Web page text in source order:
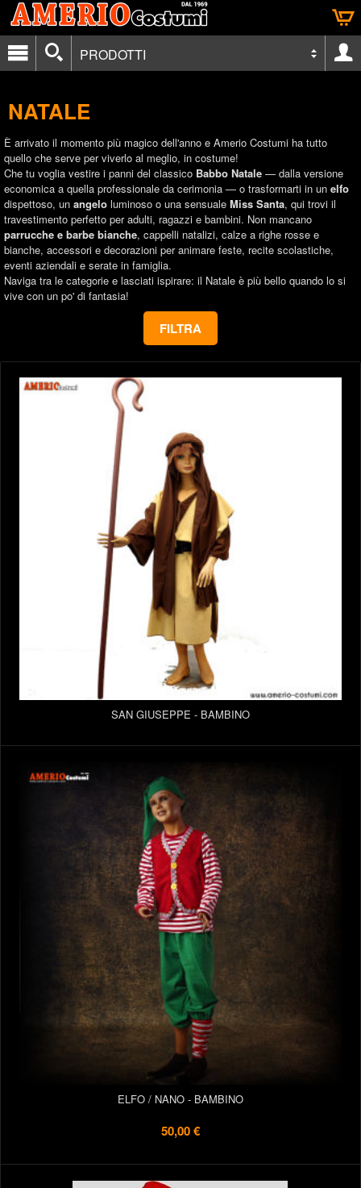
PRODOTTI
NATALE
È arrivato il momento più magico dell'anno e Amerio Costumi ha tutto
quello che serve per viverlo al meglio, in costume!
Che tu voglia vestire i panni del classico Babbo Natale — dalla versione
economica a quella professionale da cerimonia — o trasformarti in un elfo
dispettoso, un angelo luminoso o una sensuale Miss Santa, qui trovi il
travestimento perfetto per adulti, ragazzi e bambini. Non mancano
parrucche e barbe bianche, cappelli natalizi, calze a righe rosse e
bianche, accessori e decorazioni per animare feste, recite scolastiche,
eventi aziendali e serate in famiglia.
Naviga tra le categorie e lasciati ispirare: il Natale è più bello quando lo si
vive con un po' di fantasia!
FILTRA
SAN GIUSEPPE - BAMBINO
ELFO / NANO - BAMBINO
50,00 €